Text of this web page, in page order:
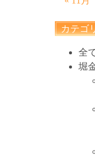
カテゴ
全
堀